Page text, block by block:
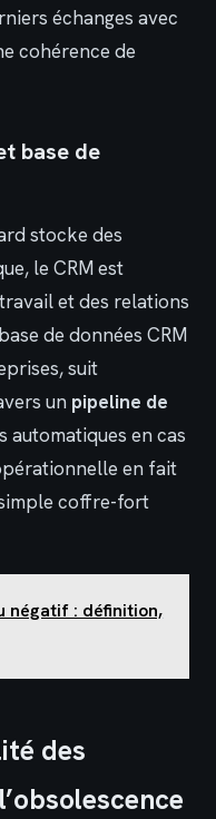
échanges avec
cohérence de
base de
stocke des
le CRM est
et des relations
de données CRM
suit
un pipeline de
automatiques en cas
en fait
coffre-fort
négatif : définition,
des